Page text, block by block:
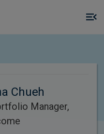
Chueh
Manager,